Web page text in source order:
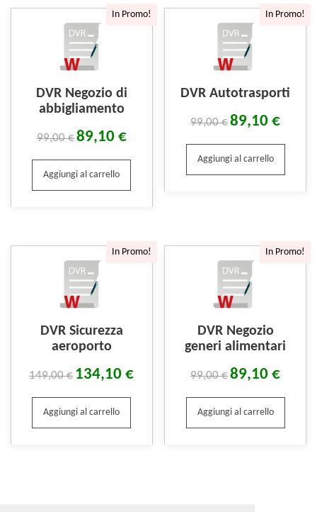
In Promo!
DVR Negozio di
abbigliamento
99,00€89,10 €
Aggiungi al carrello
In Promo!
DVR Autotrasporti
99,00€89,10€
Aggiungi al carrello
In Promo!
DVR Sicurezza
aeroporto
149,00€ 134,10€
Aggiungi al carrello
In Promo!
DVR Negozio
generi alimentari
99,00€89,10€
Aggiungi al carrello